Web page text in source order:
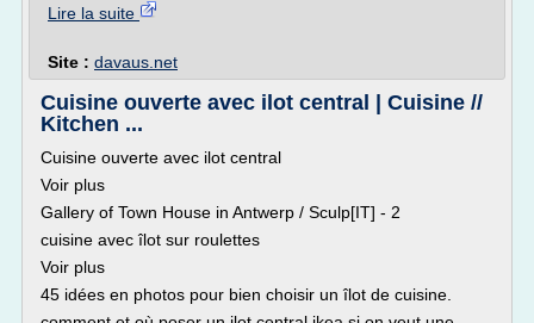
Lire la suite
Site : davaus.net
Cuisine ouverte avec ilot central | Cuisine //
Kitchen ...
Cuisine ouverte avec ilot central
Voir plus
Gallery of Town House in Antwerp / Sculp[IT] - 2
cuisine avec îlot sur roulettes
Voir plus
45 idées en photos pour bien choisir un îlot de cuisine.